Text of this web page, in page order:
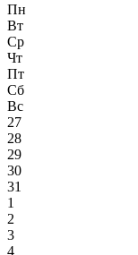
Пн
Вт
Ср
Чт
Пт
Сб
Вс
27
28
29
30
31
1
2
3
4